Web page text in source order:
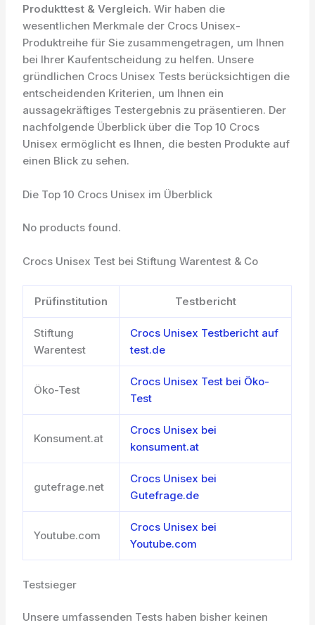
Produkttest & Vergleich. Wir haben die
wesentlichen Merkmale der Crocs Unisex-
Produktreihe für Sie zusammengetragen, um Ihnen
bei Ihrer Kaufentscheidung zu helfen. Unsere
gründlichen Crocs Unisex Tests berücksichtigen die
entscheidenden Kriterien, um Ihnen ein
aussagekräftiges Testergebnis zu präsentieren. Der
nachfolgende Überblick über die Top 10 Crocs
Unisex ermöglicht es Ihnen, die besten Produkte auf
einen Blick zu sehen.
Die Top 10 Crocs Unisex im Überblick
No products found.
Crocs Unisex Test bei Stiftung Warentest & Co
Prüfinstitution Testbericht
Stiftung
Warentest
Crocs Unisex Testbericht auf
test.de
Öko-Test
Crocs Unisex Test bei Öko-
Test
Konsument.at
Crocs Unisex bei
konsument.at
gutefrage.net
Crocs Unisex bei
Gutefrage.de
Youtube.com
Crocs Unisex bei
Youtube.com
Testsieger
Unsere umfassenden Tests haben bisher keinen